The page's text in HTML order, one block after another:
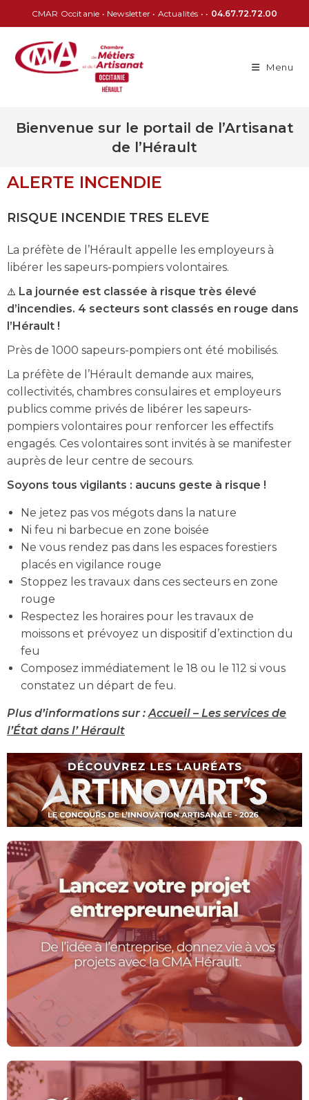
CMAR Occitanie • Newsletter • Actualités • • 04.67.72.72.00
Menu
Bienvenue sur le portail de l’Artisanat
de l’Hérault
ALERTE INCENDIE
RISQUE INCENDIE TRES ELEVE
La préfète de l’Hérault appelle les employeurs à
libérer les sapeurs-pompiers volontaires.
⚠️ La journée est classée à risque très élevé
d’incendies. 4 secteurs sont classés en rouge dans
l’Hérault !
Près de 1000 sapeurs-pompiers ont été mobilisés.
La préfète de l’Hérault demande aux maires,
collectivités, chambres consulaires et employeurs
publics comme privés de libérer les sapeurs-
pompiers volontaires pour renforcer les effectifs
engagés. Ces volontaires sont invités à se manifester
auprès de leur centre de secours.
Soyons tous vigilants : aucuns geste à risque !
Ne jetez pas vos mégots dans la nature
Ni feu ni barbecue en zone boisée
Ne vous rendez pas dans les espaces forestiers
placés en vigilance rouge
Stoppez les travaux dans ces secteurs en zone
rouge
Respectez les horaires pour les travaux de
moissons et prévoyez un dispositif d’extinction du
feu
Composez immédiatement le 18 ou le 112 si vous
constatez un départ de feu.
Plus d’informations sur :Accueil – Les services de
l’État dans l’ Hérault